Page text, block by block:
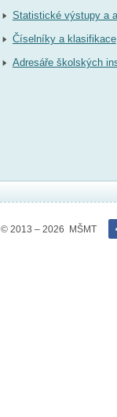
Statistické výstupy a
Číselníky a klasifikace
Adresáře školských
© 2013 – 2026 MŠMT